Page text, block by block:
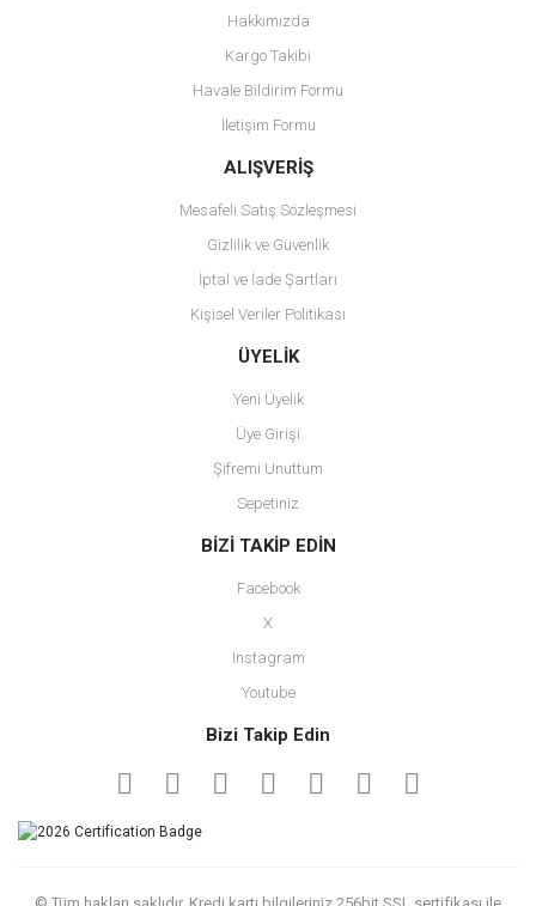
Hakkımızda
Kargo Takibi
Havale Bildirim Formu
İletişim Formu
ALIŞVERİŞ
Mesafeli Satış Sözleşmesi
Gizlilik ve Güvenlik
İptal ve İade Şartları
Kişisel Veriler Politikası
ÜYELİK
Yeni Üyelik
Üye Girişi
Şifremi Unuttum
Sepetiniz
BİZİ TAKİP EDİN
Facebook
X
Instagram
Youtube
Bizi Takip Edin